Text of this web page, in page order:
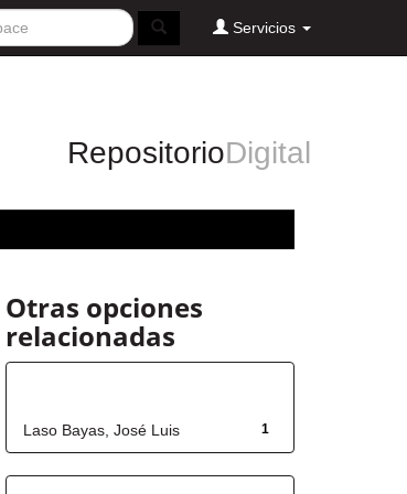
Servicios
RepositorioDigital
Otras opciones
relacionadas
1
Laso Bayas, José Luis